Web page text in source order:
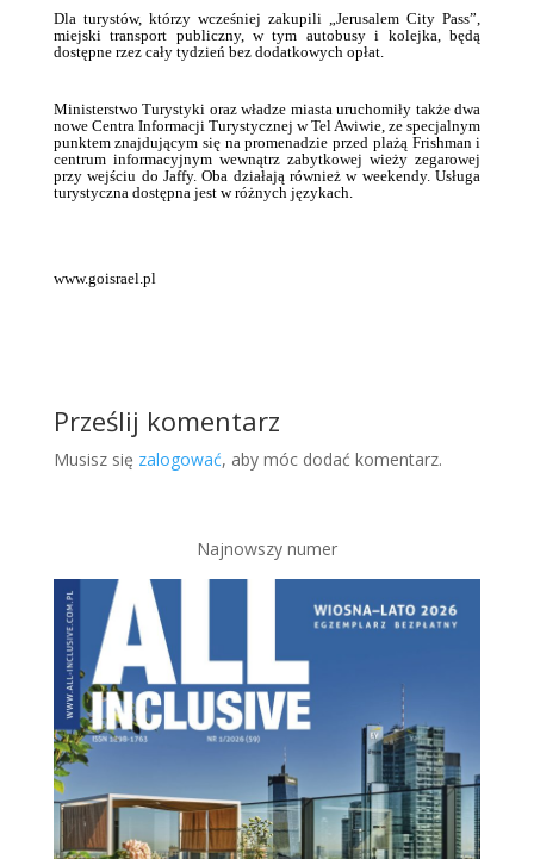
Dla turystów, którzy wcześniej zakupili „Jerusalem City Pass”,
miejski transport publiczny, w tym autobusy i kolejka, będą
dostępne rzez cały tydzień bez dodatkowych opłat.
Ministerstwo Turystyki oraz władze miasta uruchomiły także dwa
nowe Centra Informacji Turystycznej w Tel Awiwie, ze specjalnym
punktem znajdującym się na promenadzie przed plażą Frishman i
centrum informacyjnym wewnątrz zabytkowej wieży zegarowej
przy wejściu do Jaffy. Oba działają również w weekendy. Usługa
turystyczna dostępna jest w różnych językach.
www.goisrael.pl
Prześlij komentarz
Musisz się zalogować, aby móc dodać komentarz.
Najnowszy numer